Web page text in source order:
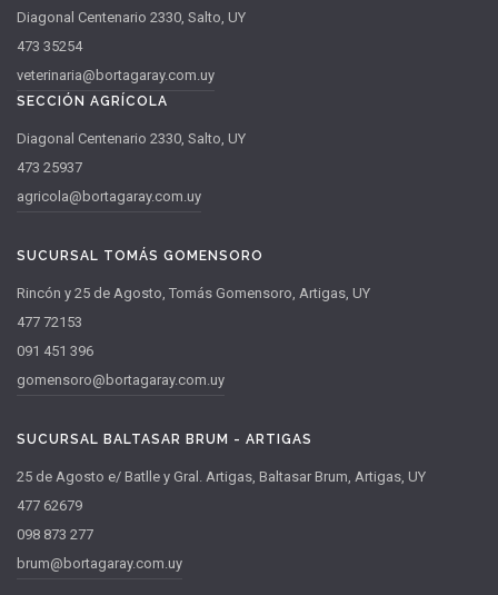
Diagonal Centenario 2330, Salto, UY
473 35254
veterinaria@bortagaray.com.uy
SECCIÓN AGRÍCOLA
Diagonal Centenario 2330, Salto, UY
473 25937
agricola@bortagaray.com.uy
SUCURSAL TOMÁS GOMENSORO
Rincón y 25 de Agosto, Tomás Gomensoro, Artigas, UY
477 72153
091 451 396
gomensoro@bortagaray.com.uy
SUCURSAL BALTASAR BRUM - ARTIGAS
25 de Agosto e/ Batlle y Gral. Artigas, Baltasar Brum, Artigas, UY
477 62679
098 873 277
brum@bortagaray.com.uy